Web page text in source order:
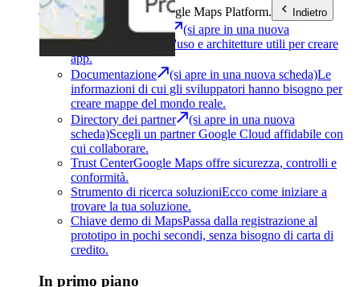
aiuteranno a utilizzare Google Maps Platform.
Indietro
Architecture Center
(si apre in una nuova
scheda)
Scopri casi d'uso e architetture utili per creare
app.
Documentazione
(si apre in una nuova scheda)Le
informazioni di cui gli sviluppatori hanno bisogno per
creare mappe del mondo reale.
Directory dei partner
(si apre in una nuova
scheda)Scegli un partner Google Cloud affidabile con
cui collaborare.
Trust CenterGoogle Maps offre sicurezza, controlli e
conformità.
Strumento di ricerca soluzioniEcco come iniziare a
trovare la tua soluzione.
Chiave demo di MapsPassa dalla registrazione al
prototipo in pochi secondi, senza bisogno di carta di
credito.
In primo piano